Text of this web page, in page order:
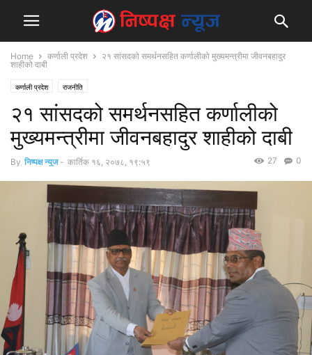
Home कर्णाली प्रदेश
२१ सांसदको समर्थनसहित कर्णालीको मुख्यमन्त्रीमा जीवनबहादुर
शाहीको दाबी
कर्णाली प्रदेश राजनीति
२१ सांसदको समर्थनसहित कर्णालीको
मुख्यमन्त्रीमा जीवनबहादुर शाहीको दाबी
By निष्पक्ष न्युज - कार्तिक १६, २०७८, १९:५९ 0
27